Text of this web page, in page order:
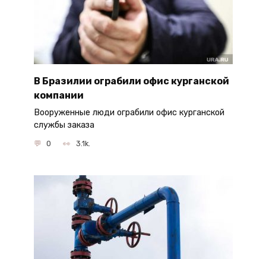
В Бразилии ограбили офис курганской
компании
Вооруженные люди ограбили офис курганской
службы заказа
0 3.1k.